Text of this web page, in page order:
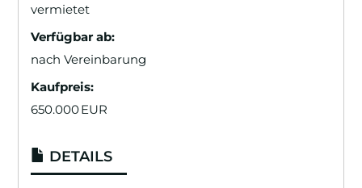
vermietet
Verfügbar ab:
nach Vereinbarung
Kaufpreis:
650.000 EUR
DETAILS